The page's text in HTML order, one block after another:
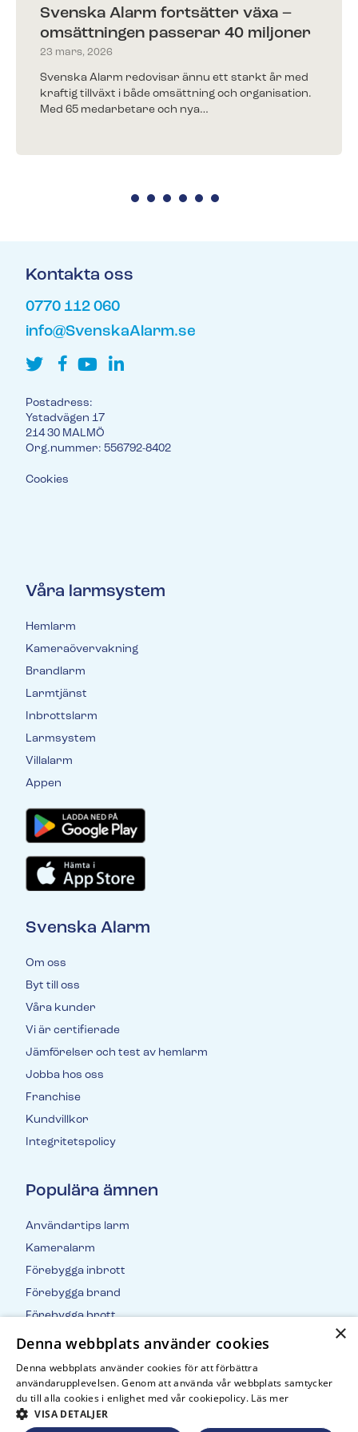
Kunder berättar
Redo för ett nytt larm?
Redo för ett nytt larm?​
Fyll i ditt telefonnummer för prisförslag. Någon av
våra trevliga medarbetare återkommer till dig inom
kort.
Svenska Alarm fortsätter växa –
omsättningen passerar 40 miljoner
23 mars, 2026
Svenska Alarm redovisar ännu ett starkt år med
kraftig tillväxt i både omsättning och organisation.
Med 65 medarbetare och nya…
Kontakta oss
0770 112 060
info@SvenskaAlarm.se
Postadress:
Ystadvägen 17
214 30 MALMÖ
Org.nummer: 556792-8402
Cookies
Våra larmsystem
Hemlarm
Kameraövervakning
Brandlarm
Larmtjänst
Inbrottslarm
Larmsystem
Villalarm
Appen
Svenska Alarm
Om oss
Byt till oss
Våra kunder
Vi är certifierade
Jämförelser och test av hemlarm
Jobba hos oss
Franchise
Kundvillkor
Integritetspolicy
Populära ämnen
Användartips larm
Kameralarm
Förebygga inbrott
Förebygga brand
Förebygga brott
Inbrottsstatistik
×
Denna webbplats använder cookies
Denna webbplats använder cookies för att förbättra
användarupplevelsen. Genom att använda vår webbplats samtycker
du till alla cookies i enlighet med vår cookiepolicy. Läs mer
VISA DETALJER